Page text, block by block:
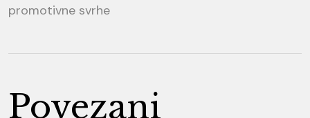
promotivne svrhe
Povezani